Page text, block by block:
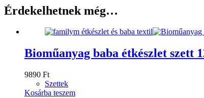
Érdekelhetnek még…
Bioműanyag baba étkészlet szett
9890 Ft
Szettek
Kosárba teszem